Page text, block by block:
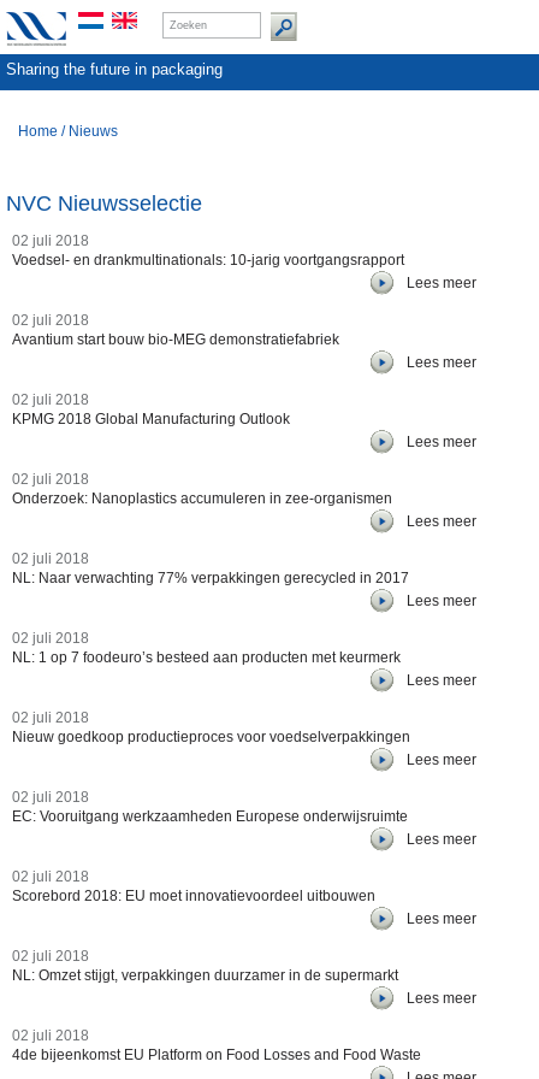
Sharing the future in packaging
Home / Nieuws
NVC Nieuwsselectie
02 juli 2018
Voedsel- en drankmultinationals: 10-jarig voortgangsrapport
Lees meer
02 juli 2018
Avantium start bouw bio-MEG demonstratiefabriek
Lees meer
02 juli 2018
KPMG 2018 Global Manufacturing Outlook
Lees meer
02 juli 2018
Onderzoek: Nanoplastics accumuleren in zee-organismen
Lees meer
02 juli 2018
NL: Naar verwachting 77% verpakkingen gerecycled in 2017
Lees meer
02 juli 2018
NL: 1 op 7 foodeuro’s besteed aan producten met keurmerk
Lees meer
02 juli 2018
Nieuw goedkoop productieproces voor voedselverpakkingen
Lees meer
02 juli 2018
EC: Vooruitgang werkzaamheden Europese onderwijsruimte
Lees meer
02 juli 2018
Scorebord 2018: EU moet innovatievoordeel uitbouwen
Lees meer
02 juli 2018
NL: Omzet stijgt, verpakkingen duurzamer in de supermarkt
Lees meer
02 juli 2018
4de bijeenkomst EU Platform on Food Losses and Food Waste